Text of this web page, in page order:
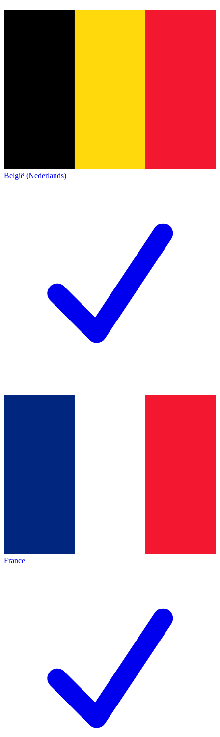
België (Nederlands)
France